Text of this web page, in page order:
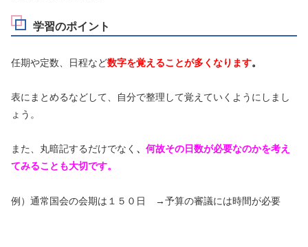
学習のポイント
任期や定数、日程など数字を覚えることが多くなります。
表にまとめるなどして、自分で整理して覚えていくようにしまし
ょう。
また、丸暗記するだけでなく 、 何故その日数が必要なのかを考え
てみることも大切です。
例）通常国会の会期は１５０日 →予算の審議には時間が必要